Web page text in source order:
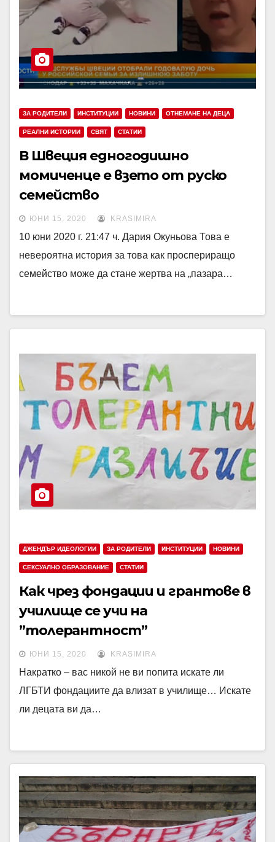
ЗА РОДИТЕЛИ ИНСТИТУЦИИ НОВИНИ ОТНЕМАНЕ НА ДЕЦА
РЕАЛНИ ИСТОРИИ СВЯТ СТАТИИ
В Швеция едногодишно
момиченце е взето от руско
семейство
ЮНИ 15, 2020 KRASIMIRA
10 юни 2020 г. 21:47 ч. Дария Окуньова Това е
невероятна история за това как проспериращо
семейство може да стане жертва на „пазара…
ДЖЕНДЪР ИДЕОЛОГИИ ЗА РОДИТЕЛИ ИНСТИТУЦИИ НОВИНИ
СЕКСУАЛНО ОБРАЗОВАНИЕ СТАТИИ
Как чрез фондации и грантове в
училище се учи на
”толерантност”
ЮНИ 15, 2020 KRASIMIRA
Накратко – вас никой не ви попита искате ли
ЛГБТИ фондациите да влизат в училище… Искате
ли децата ви да…